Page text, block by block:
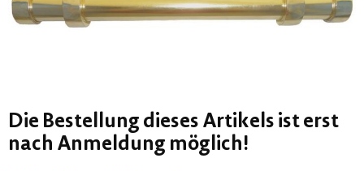
Die Bestellung dieses Artikels ist erst
nach Anmeldung möglich!